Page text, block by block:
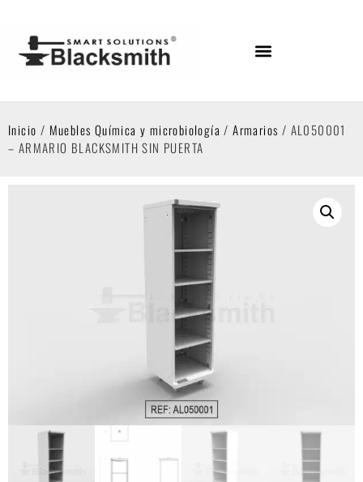
Inicio / Muebles Química y microbiología /Armarios / AL050001
– ARMARIO BLACKSMITH SIN PUERTA